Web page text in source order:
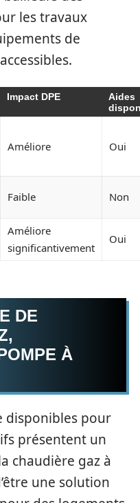
les travaux
de
Impact DPE
Aides
Améliore Oui
Faible Non
Améliore
significantivement
Oui
DE
À
disponibles pour
présentent un
chaudière gaz à
une solution